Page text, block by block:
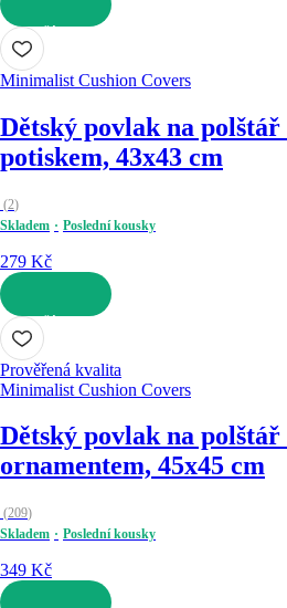
DO KOŠÍKU
Minimalist Cushion Covers
Dětský povlak na polštář
potiskem, 43x43 cm
(2)
Skladem
Poslední kousky
279 Kč
DO KOŠÍKU
Prověřená kvalita
Minimalist Cushion Covers
Dětský povlak na polštář
ornamentem, 45x45 cm
(209)
Skladem
Poslední kousky
349 Kč